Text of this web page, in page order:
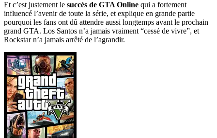
Et c’est justement le succès de GTA Online qui a fortement
influencé l’avenir de toute la série, et explique en grande partie
pourquoi les fans ont dû attendre aussi longtemps avant le prochain
grand GTA. Los Santos n’a jamais vraiment “cessé de vivre”, et
Rockstar n’a jamais arrêté de l’agrandir.